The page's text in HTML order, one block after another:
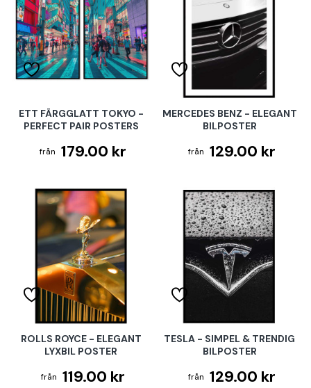
ETT FÄRGGLATT TOKYO -
PERFECT PAIR POSTERS
179.00 kr
MERCEDES BENZ - ELEGANT
BILPOSTER
129.00 kr
ROLLS ROYCE - ELEGANT
LYXBIL POSTER
119.00 kr
TESLA - SIMPEL & TRENDIG
BILPOSTER
129.00 kr